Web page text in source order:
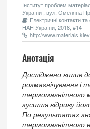
Інститут проблем
України , вул. Омеляна
Електричні контакти
НАН України, 2018, #14
http://
Анотація
Досліджено вплив
розмагнічування і
термомагнітного
зусилля відриву
По результатах
термомагнітного